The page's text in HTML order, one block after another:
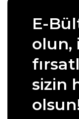
E-
olun,
sizin